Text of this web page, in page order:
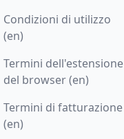
Condizioni di utilizzo
(en)
Termini dell'estensione
del browser (en)
Termini di fatturazione
(en)